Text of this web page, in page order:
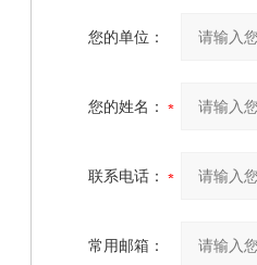
您的单位：
您的姓名：
联系电话：
常用邮箱：